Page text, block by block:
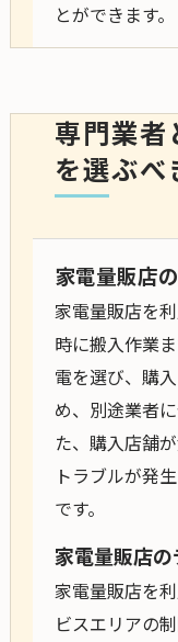
とができます。
専門業者
を選ぶべ
家電量販店
家電量販店を
時に搬入作業
電を選び、購
め、別途業者
た、購入店舗
トラブルが発
です。
家電量販店
家電量販店を
ビスエリアの